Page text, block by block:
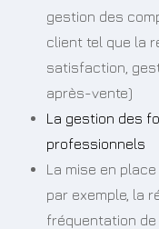
gestion des
client tel que la
satisfaction,
après-vente)
La gestion des
professionnels
La mise en
par exemple, la
fréquentation de